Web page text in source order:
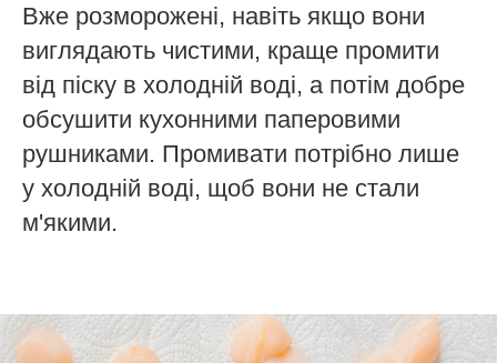
Вже розморожені, навіть якщо вони
виглядають чистими, краще промити
від піску в холодній воді, а потім добре
обсушити кухонними паперовими
рушниками. Промивати потрібно лише
у холодній воді, щоб вони не стали
м'якими.